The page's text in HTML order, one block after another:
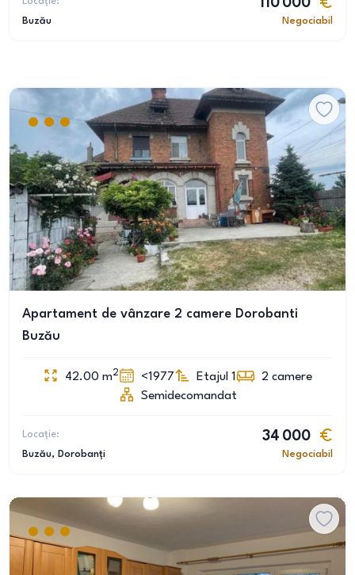
Buzău
110 000
Negociabil
Apartament de vânzare 2 camere Dorobanti
Buzău
42.00 m2 <1977 Etajul 1 2 camere
Semidecomandat
Locație:
Buzău, Dorobanți
34 000
Negociabil